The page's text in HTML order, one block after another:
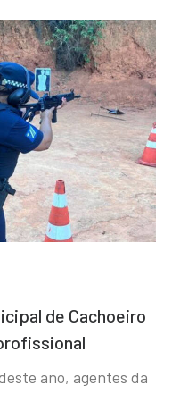
de Cachoeiro
ano, agentes da